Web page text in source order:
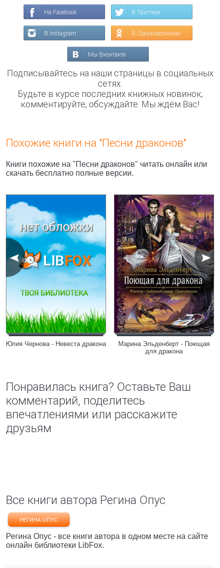
На Facebook В Твиттере
В Instagram В Одноклассниках
Мы Вконтакте
Подписывайтесь на наши страницы в социальных
сетях.
Будьте в курсе последних книжных новинок,
комментируйте, обсуждайте. Мы ждём Вас!
Похожие книги на "Песни драконов"
Книги похожие на "Песни драконов" читать онлайн или
скачать бесплатно полные версии.
Юлия Чернова - Невеста дракона
Марина Эльденберт - Поющая
для дракона
Понравилась книга? Оставьте Ваш
комментарий, поделитесь
впечатлениями или расскажите
друзьям
Все книги автора Регина Опус
РЕГИНА ОПУС
Регина Опус - все книги автора в одном месте на сайте
онлайн библиотеки LibFox.